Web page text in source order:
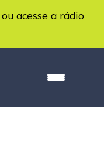
acesse a rádio